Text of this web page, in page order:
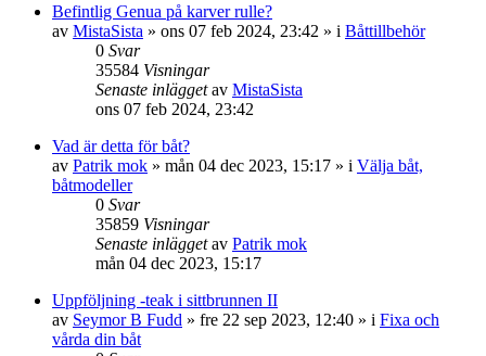
Befintlig Genua på karver rulle?
av MistaSista » ons 07 feb 2024, 23:42 » i Båttillbehör
0 Svar
35584 Visningar
Senaste inläggetav MistaSista
ons 07 feb 2024, 23:42
Vad är detta för båt?
av Patrik mok » mån 04 dec 2023, 15:17 » i Välja båt,
båtmodeller
0 Svar
35859 Visningar
Senaste inläggetav Patrik mok
mån 04 dec 2023, 15:17
Uppföljning -teak i sittbrunnen II
av Seymor B Fudd » fre 22 sep 2023, 12:40 » i Fixa och
vårda din båt